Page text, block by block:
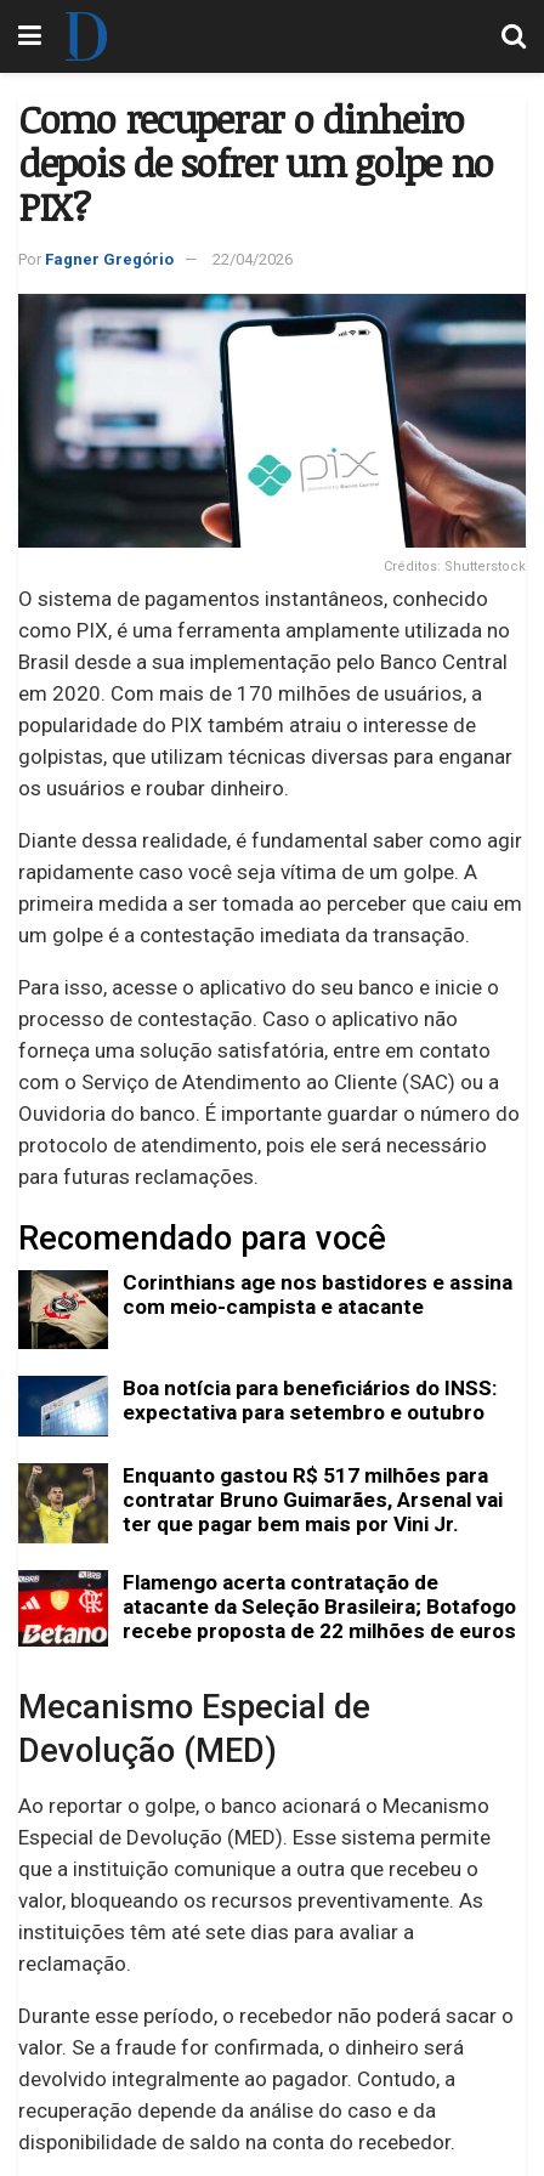
Como recuperar o dinheiro
depois de sofrer um golpe no
PIX?
Por Fagner Gregório 22/04/2026
Créditos: Shutterstock
O sistema de pagamentos instantâneos, conhecido
como PIX, é uma ferramenta amplamente utilizada no
Brasil desde a sua implementação pelo Banco Central
em 2020. Com mais de 170 milhões de usuários, a
popularidade do PIX também atraiu o interesse de
golpistas, que utilizam técnicas diversas para enganar
os usuários e roubar dinheiro.
Diante dessa realidade, é fundamental saber como agir
rapidamente caso você seja vítima de um golpe. A
primeira medida a ser tomada ao perceber que caiu em
um golpe é a contestação imediata da transação.
Para isso, acesse o aplicativo do seu banco e inicie o
processo de contestação. Caso o aplicativo não
forneça uma solução satisfatória, entre em contato
com o Serviço de Atendimento ao Cliente (SAC) ou a
Ouvidoria do banco. É importante guardar o número do
protocolo de atendimento, pois ele será necessário
para futuras reclamações.
Recomendado para você
Corinthians age nos bastidores e assina
com meio-campista e atacante
Boa notícia para beneficiários do INSS:
expectativa para setembro e outubro
Enquanto gastou R$ 517 milhões para
contratar Bruno Guimarães, Arsenal vai
ter que pagar bem mais por Vini Jr.
Flamengo acerta contratação de
atacante da Seleção Brasileira; Botafogo
recebe proposta de 22 milhões de euros
Mecanismo Especial de
Devolução (MED)
Ao reportar o golpe, o banco acionará o Mecanismo
Especial de Devolução (MED). Esse sistema permite
que a instituição comunique a outra que recebeu o
valor, bloqueando os recursos preventivamente. As
instituições têm até sete dias para avaliar a
reclamação.
Durante esse período, o recebedor não poderá sacar o
valor. Se a fraude for confirmada, o dinheiro será
devolvido integralmente ao pagador. Contudo, a
recuperação depende da análise do caso e da
disponibilidade de saldo na conta do recebedor.